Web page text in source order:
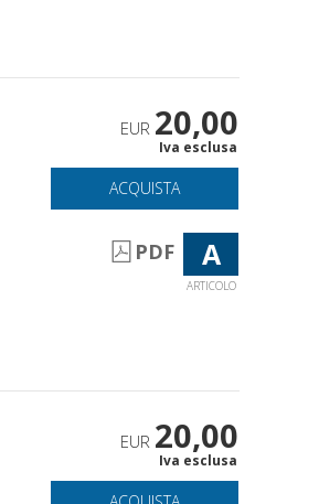
EUR 20,00
Iva esclusa
ACQUISTA
PDF A
ARTICOLO
EUR 20,00
Iva esclusa